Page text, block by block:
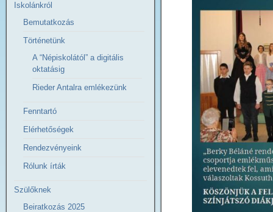
Iskolánkról
Bemutatkozás
Történetünk
A “Népiskolától” a digitális
oktatásig
Rieder Antalra emlékezünk
Fenntartó
Elérhetőségek
Rendezvényeink
Rólunk írták
Szülőknek
Beiratkozás 2025